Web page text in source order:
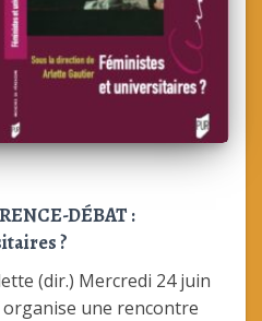
DÉBAT :
?
(dir.) Mercredi 24 juin
organise une rencontre